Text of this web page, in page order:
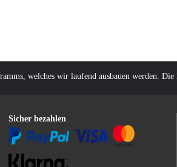
welches wir laufend ausbauen werden.
Sicher bezahlen